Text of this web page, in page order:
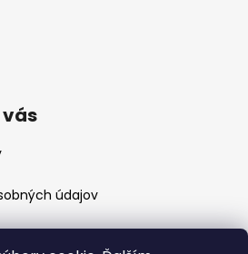
údajov